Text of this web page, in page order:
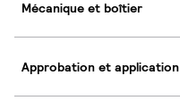
Mécanique et boîtier
Approbation et application